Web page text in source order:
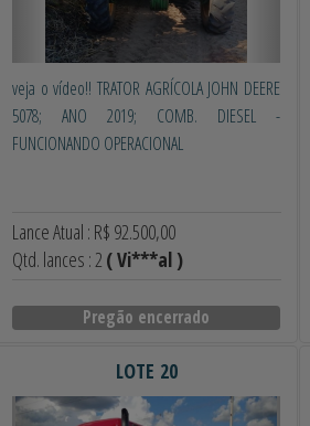
veja o vídeo!! TRATOR AGRÍCOLA JOHN DEERE
5078; ANO 2019; COMB. DIESEL -
FUNCIONANDO OPERACIONAL
Lance Atual : R$ 92.500,00
Qtd. lances : 2 ( Vi***al )
Pregão encerrado
LOTE 20
Anterior Próximo